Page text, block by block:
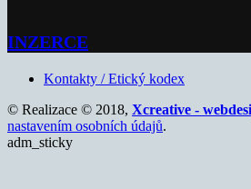
INZERCE
Kontakty / Etický kodex
© Realizace © 2018, Xcreative -
nastavením osobních údajů.
adm_sticky